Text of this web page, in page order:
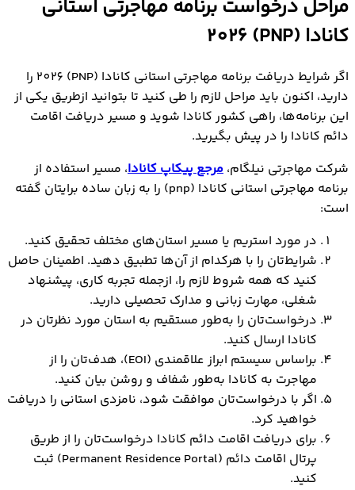
مراحل درخواست برنامه مهاجرتی استانی
کانادا (PNP) 2026
اگر شرایط دریافت برنامه مهاجرتي استاني کانادا (PNP) 2026 را
دارید، اکنون باید مراحل لازم را طی کنید تا بتوانید ازطریق یکی از
این برنامه‌ها، راهی کشور کانادا شوید و مسیر دریافت اقامت
دائم کانادا را در پیش بگیرید.
شرکت مهاجرتی نیلگام، مرجع پیکاپ کانادا، مسیر استفاده از
برنامه مهاجرتی استانی کانادا (pnp) را به زبان ساده برایتان گفته
است:
در مورد استریم یا مسیر استان‌های مختلف تحقیق کنید.
شرایط‌تان را با هرکدام از آن‌ها تطبیق دهید. اطمینان حاصل
کنید که همه شروط لازم را، ازجمله تجربه کاری، پیشنهاد
شغلی، مهارت زبانی و مدارک تحصیلی دارید.
درخواست‌تان را به‌طور مستقیم به استان مورد نظرتان در
کانادا ارسال کنید.
براساس سیستم ابراز علاقمندی (EOI)، هدف‌‌تان را از
مهاجرت به کانادا به‌طور شفاف و روشن بیان کنید.
اگر با درخواست‌تان موافقت شود، نامزدی استانی را دریافت
خواهید کرد.
برای دریافت اقامت دائم کانادا درخواست‌تان را از طریق
پرتال اقامت دائم (Permanent Residence Portal) ثبت
کنید.